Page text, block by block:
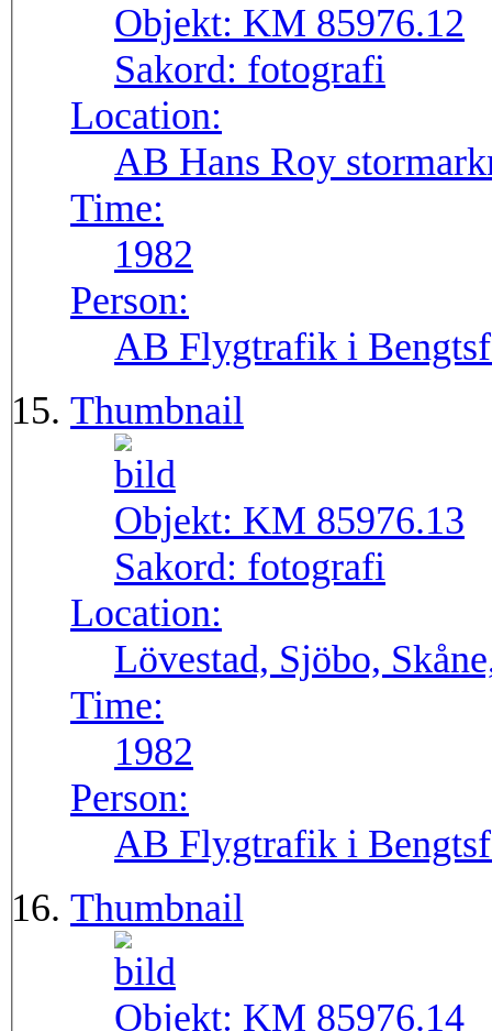
Objekt: KM 85976.12
Sakord: fotografi
Location:
AB Hans Roy
Time:
1982
Person:
AB Flygtrafik i
Thumbnail
Objekt: KM 85976.13
Sakord: fotografi
Location:
Lövestad, Sjöbo,
Time:
1982
Person:
AB Flygtrafik i
Thumbnail
Objekt: KM 85976.14